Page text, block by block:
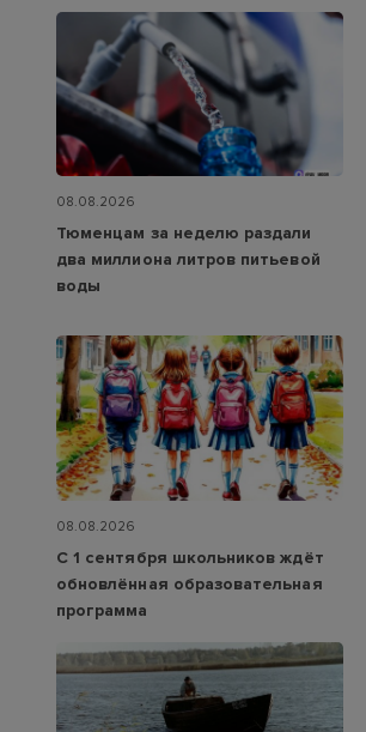
08.08.2026
Тюменцам за неделю раздали
два миллиона литров питьевой
воды
08.08.2026
С 1 сентября школьников ждёт
обновлённая образовательная
программа